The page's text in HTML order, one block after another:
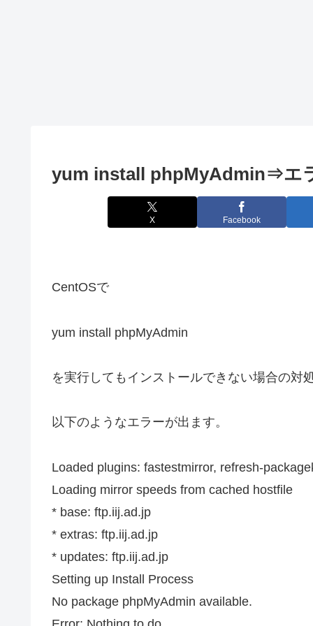
yum install phpMyAdmin⇒エ
X Facebook
CentOSで
yum install phpMyAdmin
を実行してもインストールできない場合の対
以下のようなエラーが出ます。
Loaded plugins: fastestmirror, refresh-
Loading mirror speeds from cached hostfile
* base: ftp.iij.ad.jp
* extras: ftp.iij.ad.jp
* updates: ftp.iij.ad.jp
Setting up Install Process
No package phpMyAdmin available.